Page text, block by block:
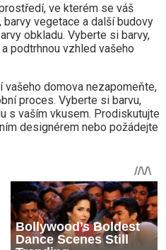
ve kterém se váš
barvy vegetace a další budovy
obkladu. Vyberte si barvy,
podtrhnou vzhled vašeho
domova nezapomeňte,
proces. Vyberte si barvu,
s vaším vkusem. Prodiskutujte
designérem nebo požádejte